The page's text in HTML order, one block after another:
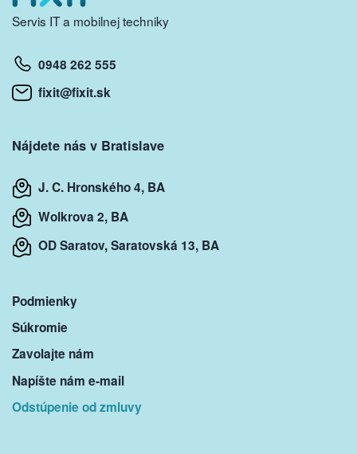
Servis IT a mobilnej techniky
0948 262 555
fixit@fixit.sk
Nájdete nás v Bratislave
J. C. Hronského 4, BA
Wolkrova 2, BA
OD Saratov, Saratovská 13, BA
Podmienky
Súkromie
Zavolajte nám
Napíšte nám e-mail
Odstúpenie od zmluvy